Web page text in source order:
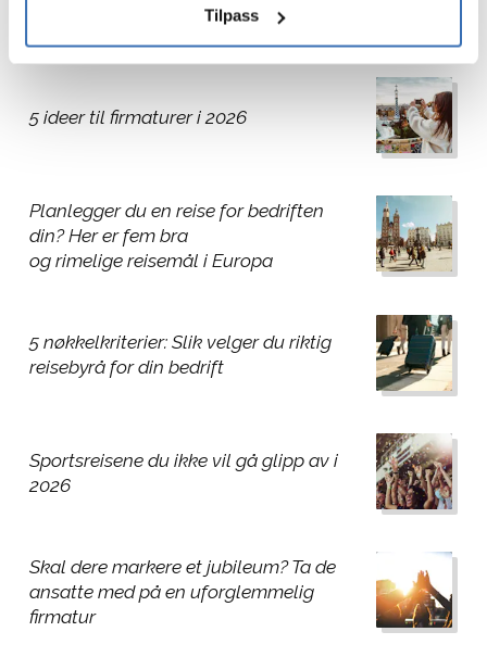
Tilpass
5 ideer til firmaturer i 2026
Planlegger du en reise for bedriften
din? Her er fem bra
og rimelige reisemål i Europa
5 nøkkelkriterier: Slik velger du riktig
reisebyrå for din bedrift
Sportsreisene du ikke vil gå glipp av i
2026
Skal dere markere et jubileum? Ta de
ansatte med på en uforglemmelig
firmatur